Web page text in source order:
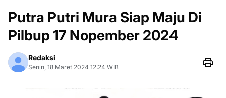
Putra Putri Mura Siap Maju Di
Pilbup 17 Nopember 2024
Redaksi
Senin, 18 Maret 2024 12:24 WIB